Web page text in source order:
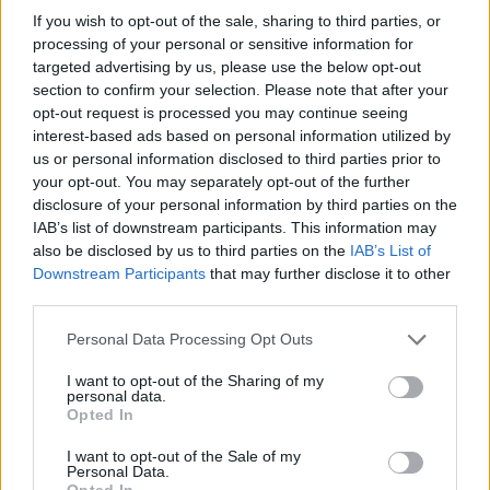
If you wish to opt-out of the sale, sharing to third parties, or
processing of your personal or sensitive information for
targeted advertising by us, please use the below opt-out
section to confirm your selection. Please note that after your
opt-out request is processed you may continue seeing
interest-based ads based on personal information utilized by
us or personal information disclosed to third parties prior to
your opt-out. You may separately opt-out of the further
disclosure of your personal information by third parties on the
IAB’s list of downstream participants. This information may
also be disclosed by us to third parties on the IAB’s List of
Downstream Participants that may further disclose it to other
Personal Data Processing Opt Outs
I want to opt-out of the Sharing of my
personal data.
Opted In
I want to opt-out of the Sale of my
Personal Data.
Envy czy też Cloud9. Ostatnie dwa lata Sonic spędził
natomiast w Wildcard, gdzie pod okiem Vincenta "vinSa"
Jozefiaka wziął udział w dwóch Majorach. W pewnym
momencie był on nawet prowadzącym drużyny,
niedawno jednak podjęto decyzję o rozstaniu. Miejsce
Groesbeeka zajął pozyskany z OG Maciej "F1KU" Miklas,
podczas gdy on sam musiał szukać dla siebie nowego
domu. I znalazł go bardzo szybko, związując się z NRG.
Tam przejął fotel, który dotychczas zajmował Carson
"nosraC" O'Reilly. Amerykanin musiał pogodzić się, że
po zaledwie dwóch miesiącach zrezygnowano z jego
usług.
CZYTAJ TEŻ:Wildcard rezygnuje z fr3nda! Nowy-
stary snajper w składzie
Dołączyłem do NRG. Cieszę się, że jestem częścią
zobaczenia na Fragadelphii– zakomunikował sam